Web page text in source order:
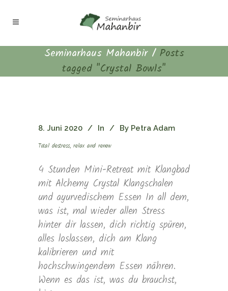
Seminarhaus Mahanbir/ Posts
tagged "Crystal Bowls"
8. Juni 2020 In By Petra Adam
Total destress, relax and renew
4 Stunden Mini-Retreat mit Klangbad
mit Alchemy Crystal Klangschalen
und ayurvedischem Essen In all dem,
was ist, mal wieder allen Stress
hinter dir lassen, dich richtig spüren,
alles loslassen, dich am Klang
kalibrieren und mit
hochschwingendem Essen nähren.
Wenn es das ist, was du brauchst,